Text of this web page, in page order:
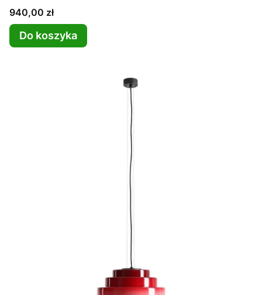
Cena
940,00 zł
Do koszyka